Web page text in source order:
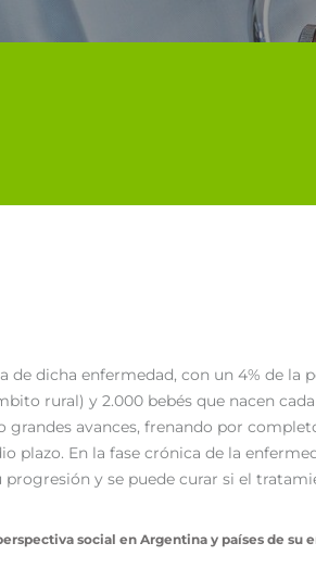
de dicha enfermedad, con un 4% de la
rural) y 2.000 bebés que nacen
grandes avances, frenando por
plazo. En la fase crónica de la
progresión y se puede curar si el
social en Argentina y países de su